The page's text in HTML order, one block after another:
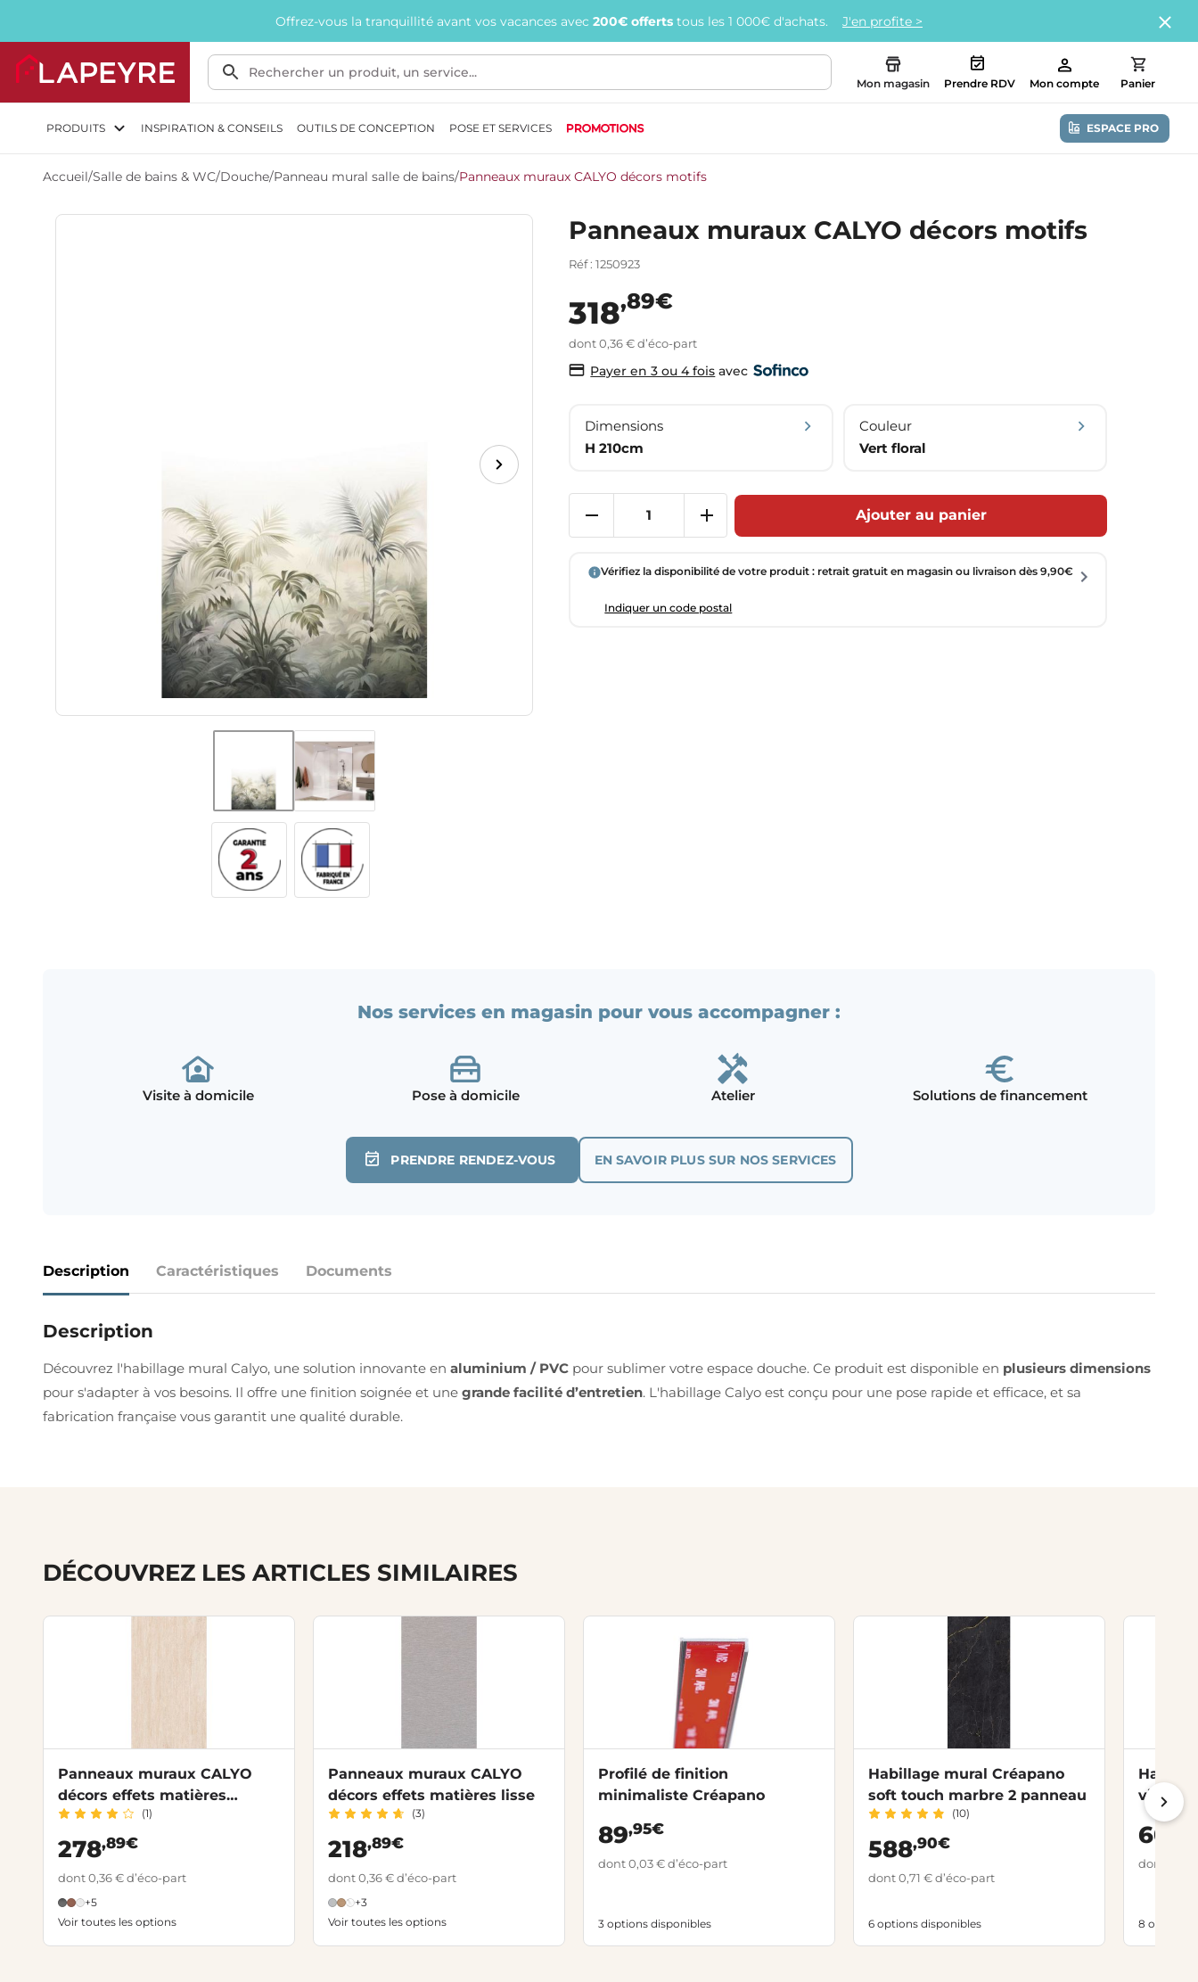
Offrez-vous la tranquillité avant vos vacances avec 200€ offerts tous les 1 000€ d'achats. J'en profite >
Mon magasin Prendre RDV Mon compte Panier
PRODUITS INSPIRATION & CONSEILS OUTILS DE CONCEPTION POSE ET SERVICES PROMOTIONS ESPACE PRO
Accueil/Salle de bains & WC/Douche/Panneau mural salle de bains/Panneaux muraux CALYO décors motifs
Panneaux muraux CALYO décors motifs
Réf : 1250923
318,89€
dont 0,36 € d’éco-part
Payer en 3 ou 4 fois avec
Dimensions
H 210cm
Couleur
Vert floral
Ajouter au panier
Vérifiez la disponibilité de votre produit : retrait gratuit en magasin ou livraison dès 9,90€
Indiquer un code postal
Nos services en magasin pour vous accompagner :
Visite à domicile Pose à domicile Atelier Solutions de financement
PRENDRE RENDEZ-VOUS EN SAVOIR PLUS SUR NOS SERVICES
Description Caractéristiques Documents
Description
Découvrez l'habillage mural Calyo, une solution innovante en aluminium / PVC pour sublimer votre espace douche. Ce produit est disponible en plusieurs dimensions
pour s'adapter à vos besoins. Il offre une finition soignée et une grande facilité d’entretien. L'habillage Calyo est conçu pour une pose rapide et efficace, et sa
fabrication française vous garantit une qualité durable.
DÉCOUVREZ LES ARTICLES SIMILAIRES
Panneaux muraux CALYO
décors effets matières
structuré
(1)
278,89€
dont 0,36 € d’éco-part
+5
Voir toutes les options
Panneaux muraux CALYO
décors effets matières lisse
(3)
218,89€
dont 0,36 € d’éco-part
+3
Voir toutes les options
Profilé de finition
minimaliste Créapano
89,95€
dont 0,03 € d’éco-part
3 options disponibles
Habillage mural Créapano
soft touch marbre 2 panneau
(10)
588,90€
dont 0,71 € d’éco-part
6 options disponibles
vinyle
601
dont 1,90
8 options